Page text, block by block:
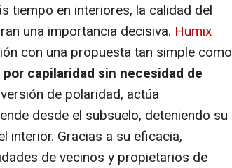
tiempo en interiores, la calidad del
una importancia decisiva. Humix
con una propuesta tan simple como
capilaridad sin necesidad de
de polaridad, actúa
desde el subsuelo, deteniendo su
interior. Gracias a su eficacia,
de vecinos y propietarios de